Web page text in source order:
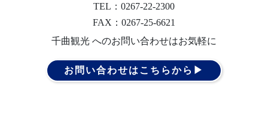
TEL：0267-22-2300
FAX：0267-25-6621
千曲観光 へのお問い合わせはお気軽に
お問い合わせはこちらから▶︎